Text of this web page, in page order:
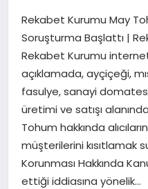
YAŞAM
Rekabet Kurumu May
Soruşturma Başlattı |
Rekabet Kurumu
açıklamada, ayçiçeği,
fasulye, sanayi
üretimi ve satışı
Tohum hakkında
müşterilerini kısıtlamak
Korunması Hakkında
ettiği iddiasına yönelik…